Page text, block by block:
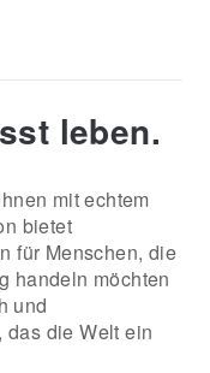
leben.
mit echtem
bietet
für Menschen, die
handeln möchten
und
die Welt ein